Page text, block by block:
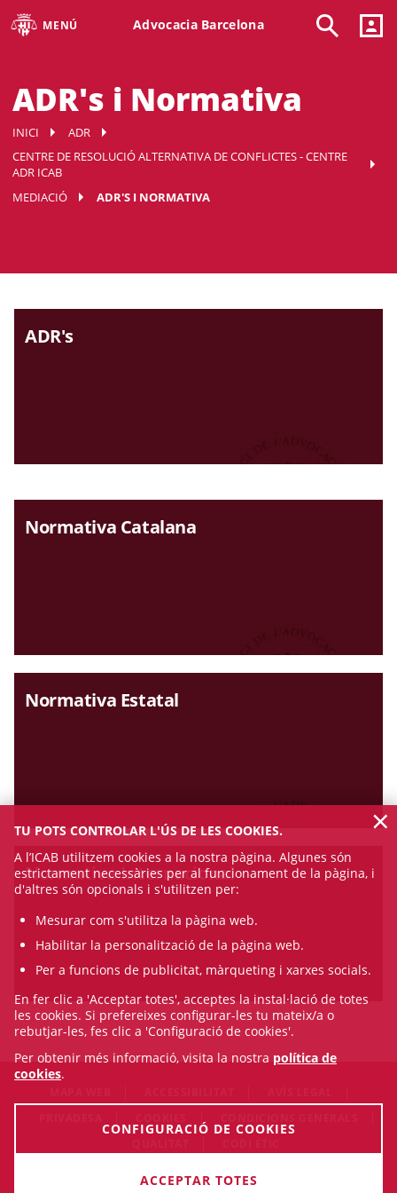
MENÚ Advocacia Barcelona
ADR's i Normativa
INICI
ADR
CENTRE DE RESOLUCIÓ ALTERNATIVA DE CONFLICTES - CENTRE
ADR ICAB
MEDIACIÓ
ADR'S I NORMATIVA
ADR's
Normativa Catalana
Normativa Estatal
Normativa Internacional
© Sat Aug 08 15:20:07 CEST 2026 Il·lustre Col·legi de l'Advocacia
TU POTS CONTROLAR L'ÚS DE LES COOKIES.
A l’ICAB utilitzem cookies a la nostra pàgina. Algunes són
estrictament necessàries per al funcionament de la pàgina, i
d'altres són opcionals i s'utilitzen per:
Mesurar com s'utilitza la pàgina web.
Habilitar la personalització de la pàgina web.
Per a funcions de publicitat, màrqueting i xarxes socials.
En fer clic a 'Acceptar totes', acceptes la instal·lació de totes
les cookies. Si prefereixes configurar-les tu mateix/a o
rebutjar-les, fes clic a 'Configuració de cookies'.
Per obtenir més informació, visita la nostra política de
cookies.
CONFIGURACIÓ DE COOKIES
ACCEPTAR TOTES
×